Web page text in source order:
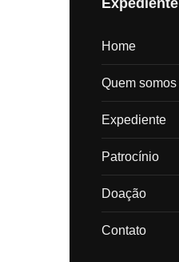
Expediente
Home
Quem somos
Expediente
Patrocínio
Doação
Contato